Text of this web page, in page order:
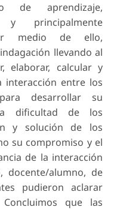
de aprendizaje,
y principalmente
medio de ello,
llevando al
elaborar, calcular y
interacción entre los
desarrollar su
la dificultad de los
y solución de los
su compromiso y el
de la interacción
docente/alumno, de
pudieron aclarar
que las